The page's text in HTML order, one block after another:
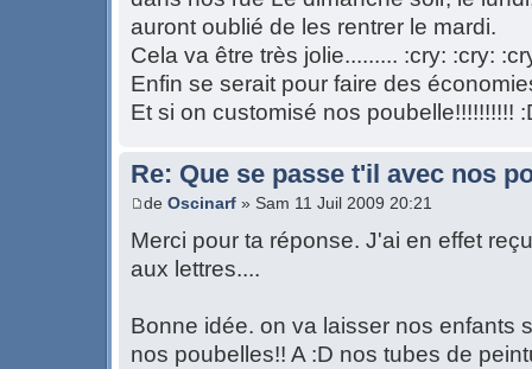
auront oublié de les rentrer le mardi.
Cela va être très jolie......... :cry: :cry:
Enfin se serait pour faire des
Et si on customisé nos poubelle!!!!!!!!!!
Re: Que se passe t'il avec nos
de Oscinarf » Sam 11 Juil 2009 20:21
Merci pour ta réponse. J'ai en effet
aux lettres....
Bonne idée. on va laisser nos enfants
nos poubelles!! A :D nos tubes de